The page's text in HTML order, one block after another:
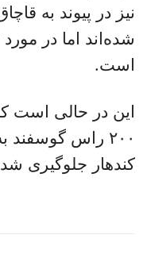
نیز در پیوند به
شده‌‌اند اما در
است.
این در حالی است
۲۰۰ راس
کندهار جلوگیری